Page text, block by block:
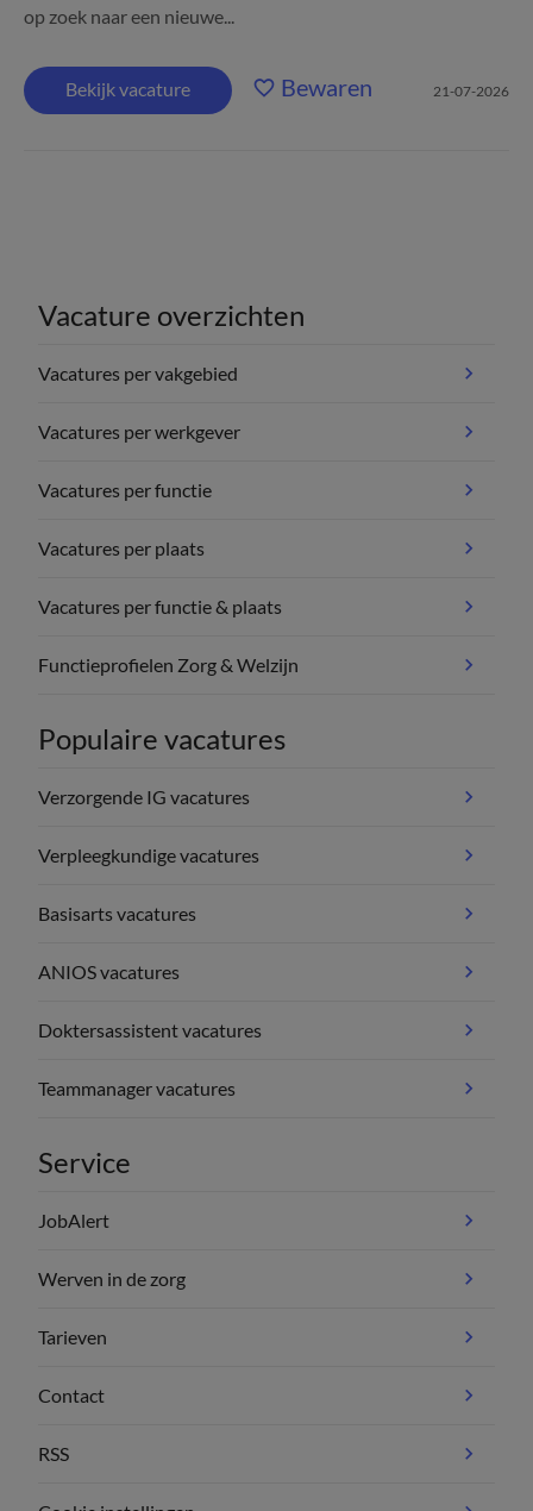
op zoek naar een nieuwe...
Bekijk vacature Bewaren 21-07-2026
Vacature overzichten
Vacatures per vakgebied
Vacatures per werkgever
Vacatures per functie
Vacatures per plaats
Vacatures per functie & plaats
Functieprofielen Zorg & Welzijn
Populaire vacatures
Verzorgende IG vacatures
Verpleegkundige vacatures
Basisarts vacatures
ANIOS vacatures
Doktersassistent vacatures
Teammanager vacatures
Service
JobAlert
Werven in de zorg
Tarieven
Contact
RSS